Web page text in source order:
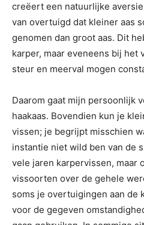
creëert een natuurlijke
van overtuigd dat kleiner aas
genomen dan groot aas. Dit
karper, maar eveneens bij het
steur en meerval mogen
Daarom gaat mijn persoonlijk
haakaas. Bovendien kun je
vissen; je begrijpt misschien
instantie niet wild ben van de
vele jaren karpervissen, maar
vissoorten over de gehele
soms je overtuigingen aan de
voor de gegeven